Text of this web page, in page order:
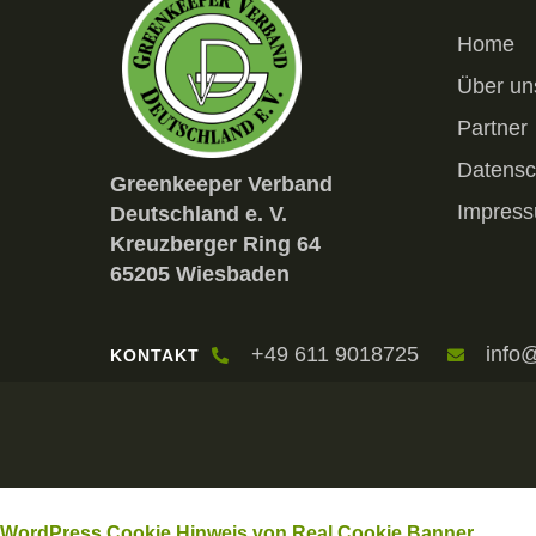
Greenkeeper Verband
Deutschland e. V.
Kreuzberger Ring 64
65205 Wiesbaden
Home
Über
Partner
KONTAKT +49 611 9018725